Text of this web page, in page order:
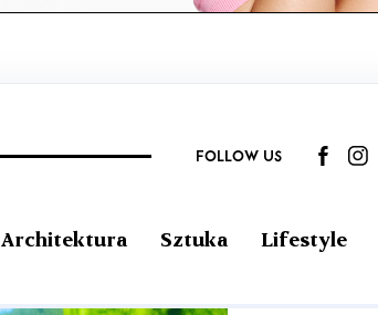
FOLLOW US
Architektura Sztuka Lifestyle